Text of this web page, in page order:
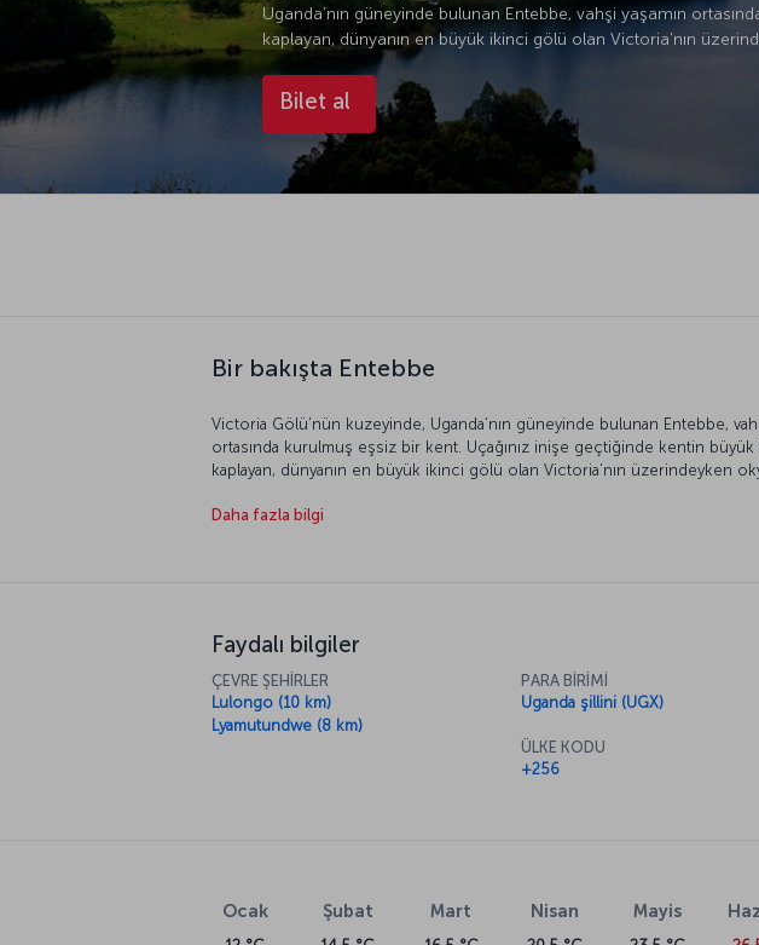
Uganda’nın güneyinde bulunan Entebbe, vahşi yaşamın
kaplayan, dünyanın en büyük ikinci gölü olan Victoria’nın
Bilet al
Bir bakışta Entebbe
Victoria Gölü’nün kuzeyinde, Uganda’nın güneyinde bulunan Entebbe,
ortasında kurulmuş eşsiz bir kent. Uçağınız inişe geçtiğinde kentin
kaplayan, dünyanın en büyük ikinci gölü olan Victoria’nın üzerindeyken
Daha fazla bilgi
Faydalı bilgiler
ÇEVRE ŞEHİRLER
Lulongo (10 km)
Lyamutundwe (8 km)
PARA BİRİMİ
Uganda şillini (UGX)
ÜLKE KODU
+256
Ocak Şubat Mart Nisan Mayis